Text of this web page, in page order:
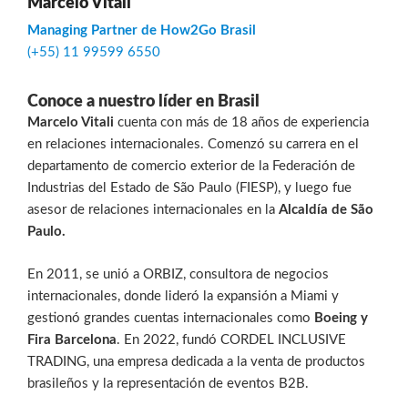
Marcelo Vitali
Managing Partner de How2Go Brasil
(+55) 11 99599 6550
Conoce a nuestro líder en Brasil
Marcelo Vitali cuenta con más de 18 años de experiencia
en relaciones internacionales. Comenzó su carrera en el
departamento de comercio exterior de la Federación de
Industrias del Estado de São Paulo (FIESP), y luego fue
asesor de relaciones internacionales en la Alcaldía de São
Paulo.
En 2011, se unió a ORBIZ, consultora de negocios
internacionales, donde lideró la expansión a Miami y
gestionó grandes cuentas internacionales como Boeing y
Fira Barcelona. En 2022, fundó CORDEL INCLUSIVE
TRADING, una empresa dedicada a la venta de productos
brasileños y la representación de eventos B2B.